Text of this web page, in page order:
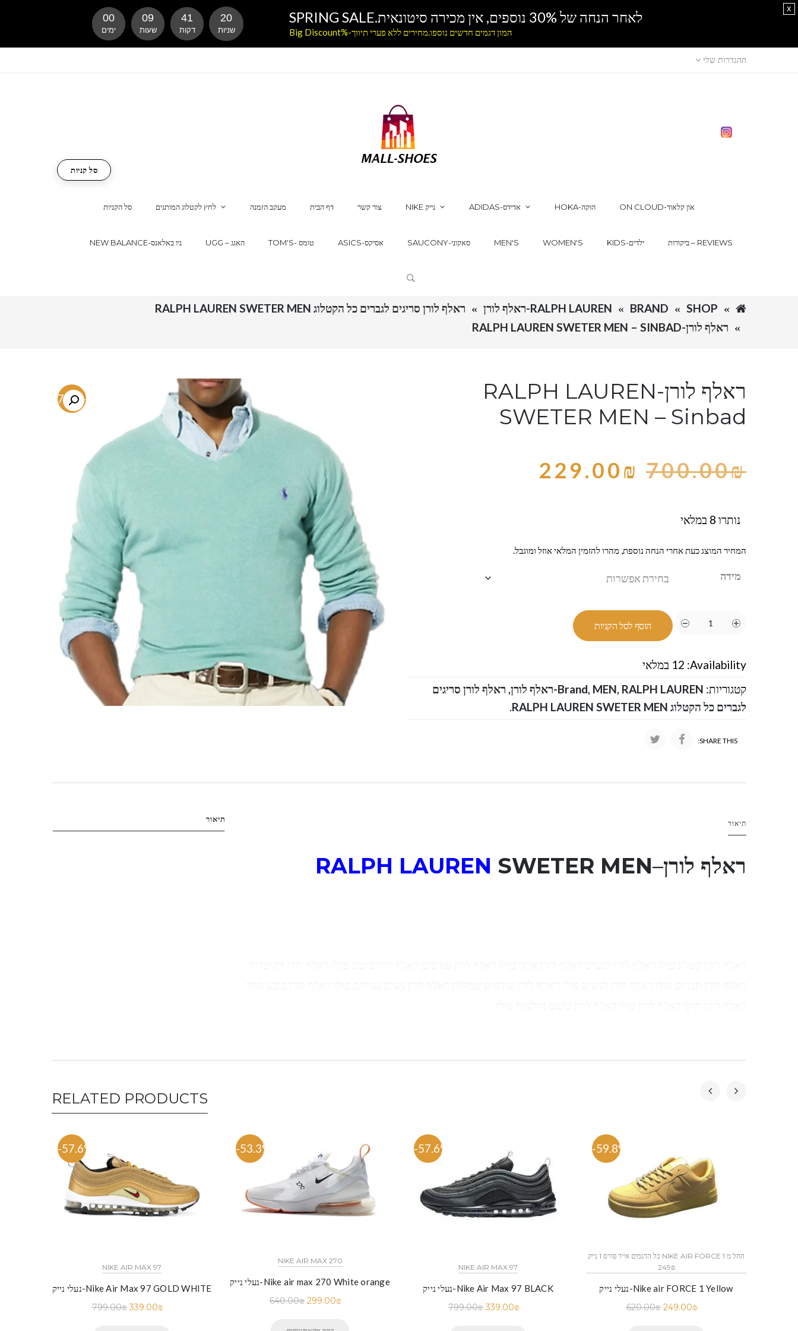
ההגדרות שלי
סל הקניות לחץ לקטלוג המותגים מעקב הזמנה דף הבית צור קשר NIKE נייק ADIDAS-אדידס HOKA-הוקה ON CLOUD-און קלאוד
NEW BALANCE-ניו באלאנס UGG – האגג TOM'S- טומס ASICS-אסיקס SAUCONY-סאקוני MEN'S WOMEN'S KIDS-ילדים ביקורות – REVIEWS
סל קניות
SHOP
BRAND RALPH LAUREN-ראלף לורן
ראלף לורן סריגים לגברים כל הקטלוג RALPH LAUREN SWETER MEN
ראלף לורן-RALPH LAUREN SWETER MEN – SINBAD
-67.3%
ראלף לורן-RALPH LAUREN
SWETER MEN – Sinbad
700.00₪
229.00₪
נותרו 8 במלאי
המחיר המוצג כעת אחרי הנחה נוספת, מהרו להזמין המלאי אוזל ומוגבל.
מידה
הוסף לסל הקניות
Availability: 12 במלאי
קטגוריות:
Brand, MEN, RALPH LAUREN-ראלף לורן , ראלף לורן סריגים
לגברים כל הקטלוג RALPH LAUREN SWETER MEN
.
SHARE THIS:
תיאור תיאור
ראלף לורן–
RALPH LAUREN SWETER MEN
RELATED PRODUCTS
-57.6%
NIKE AIR MAX 97
נעלי נייק-Nike Air Max 97 GOLD WHITE
799.00₪ 339.00₪
-53.3%
NIKE AIR MAX 270
נעלי נייק-Nike air max 270 White orange
640.00₪ 299.00₪
-57.6%
NIKE AIR MAX 97
נעלי נייק-Nike Air Max 97 BLACK
799.00₪ 339.00₪
-59.8%
כל הדגמים אייר פורס 1 נייק NIKE AIR FORCE 1 החל מ
249₪
נעלי נייק-Nike air FORCE 1 Yellow
620.00₪ 249.00₪
לאחר הנחה של 30% נוספים, אין מכירה סיטונאית.SPRING SALE
המון דגמים חדשים נוספו.מחירים ללא פערי תיווך-%Big Discount
00
ימים
09
שעות
41
דקות
19
שניות
x